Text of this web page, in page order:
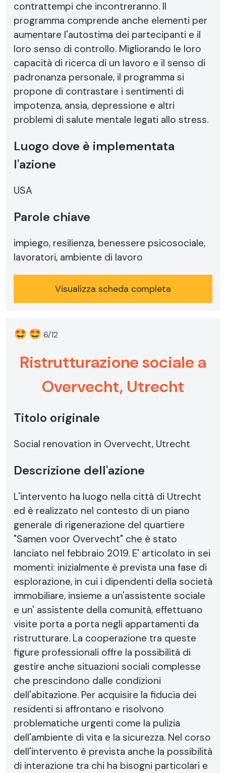
contrattempi che incontreranno. Il
programma comprende anche elementi per
aumentare l'autostima dei partecipanti e il
loro senso di controllo. Migliorando le loro
capacità di ricerca di un lavoro e il senso di
padronanza personale, il programma si
propone di contrastare i sentimenti di
impotenza, ansia, depressione e altri
problemi di salute mentale legati allo stress.
Luogo dove è implementata
l'azione
USA
Parole chiave
impiego, resilienza, benessere psicosociale,
lavoratori, ambiente di lavoro
Visualizza scheda completa
🤩 🤩 6/12
Ristrutturazione sociale a
Overvecht, Utrecht
Titolo originale
Social renovation in Overvecht, Utrecht
Descrizione dell'azione
L'intervento ha luogo nella città di Utrecht
ed è realizzato nel contesto di un piano
generale di rigenerazione del quartiere
"Samen voor Overvecht" che è stato
lanciato nel febbraio 2019. E' articolato in sei
momenti: inizialmente è prevista una fase di
esplorazione, in cui i dipendenti della società
immobiliare, insieme a un'assistente sociale
e un' assistente della comunità, effettuano
visite porta a porta negli appartamenti da
ristrutturare. La cooperazione tra queste
figure professionali offre la possibilità di
gestire anche situazioni sociali complesse
che prescindono dalle condizioni
dell'abitazione. Per acquisire la fiducia dei
residenti si affrontano e risolvono
problematiche urgenti come la pulizia
dell'ambiente di vita e la sicurezza. Nel corso
dell'intervento è prevista anche la possibilità
di interazione tra chi ha bisogni particolari e